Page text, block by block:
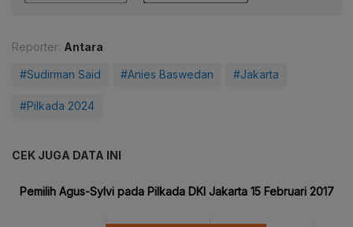
Reporter: Antara
#Sudirman Said #Anies Baswedan #Jakarta
#Pilkada 2024
CEK JUGA DATA INI